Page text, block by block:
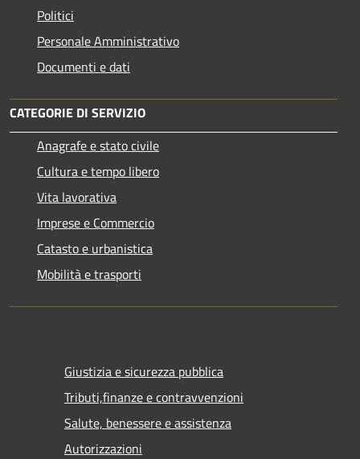
Politici
Personale Amministrativo
Documenti e dati
CATEGORIE DI SERVIZIO
Anagrafe e stato civile
Cultura e tempo libero
Vita lavorativa
Imprese e Commercio
Catasto e urbanistica
Mobilità e trasporti
Giustizia e sicurezza pubblica
Tributi,finanze e contravvenzioni
Salute, benessere e assistenza
Autorizzazioni